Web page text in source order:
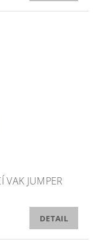
VAK JUMPER
DETAIL